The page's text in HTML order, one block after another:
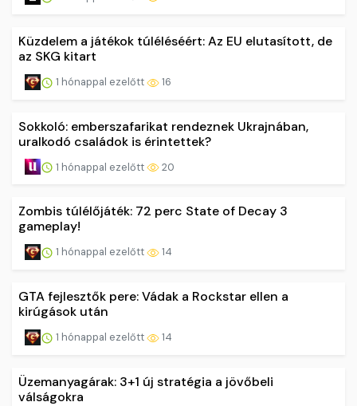
Küzdelem a játékok túléléséért: Az EU elutasított, de
az SKG kitart
1 hónappal ezelőtt 16
Sokkoló: emberszafarikat rendeznek Ukrajnában,
uralkodó családok is érintettek?
1 hónappal ezelőtt 20
Zombis túlélőjáték: 72 perc State of Decay 3
gameplay!
1 hónappal ezelőtt 14
GTA fejlesztők pere: Vádak a Rockstar ellen a
kirúgások után
1 hónappal ezelőtt 14
Üzemanyagárak: 3+1 új stratégia a jövőbeli
válságokra